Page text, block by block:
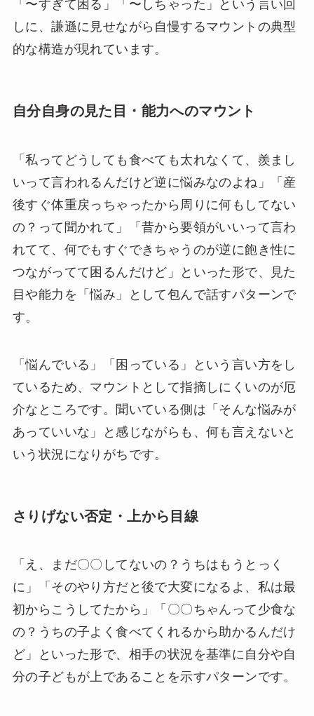
「〜すぎて困る」「〜しちゃった」という言い回
しに、謙遜に見せながら自慢するマウントの典型
的な構造が現れています。
自分自身の見た目・能力へのマウント
「私ってどうしても食べても太れなくて、羨まし
いって言われるんだけど逆に悩みなのよね」「産
後すぐ体重戻っちゃったから周りに何もしてない
の？って聞かれて」「昔から要領がいいって言わ
れてて、何でもすぐできちゃうのが逆に飽き性に
つながってて困るんだけど」といった形で、見た
目や能力を「悩み」として包んで話すパターンで
す。
「悩んでいる」「困っている」という言い方をし
ているため、マウントとして指摘しにくいのが厄
介なところです。聞いている側は「そんな悩みが
あっていいな」と感じながらも、何も言えないと
いう状況になりがちです。
さりげない否定・上から目線
「え、まだ〇〇してないの？うちはもうとっく
に」「そのやり方だと後で大変になるよ、私は最
初からこうしてたから」「〇〇ちゃんって少食な
の？うちの子よく食べてくれるから助かるんだけ
ど」といった形で、相手の状況を基準に自分や自
分の子どもが上であることを示すパターンです。